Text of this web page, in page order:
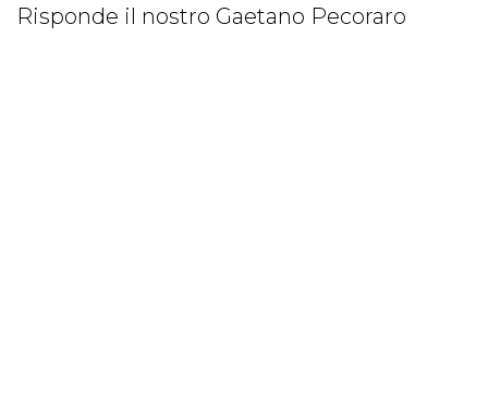
Risponde il nostro Gaetano Pecoraro